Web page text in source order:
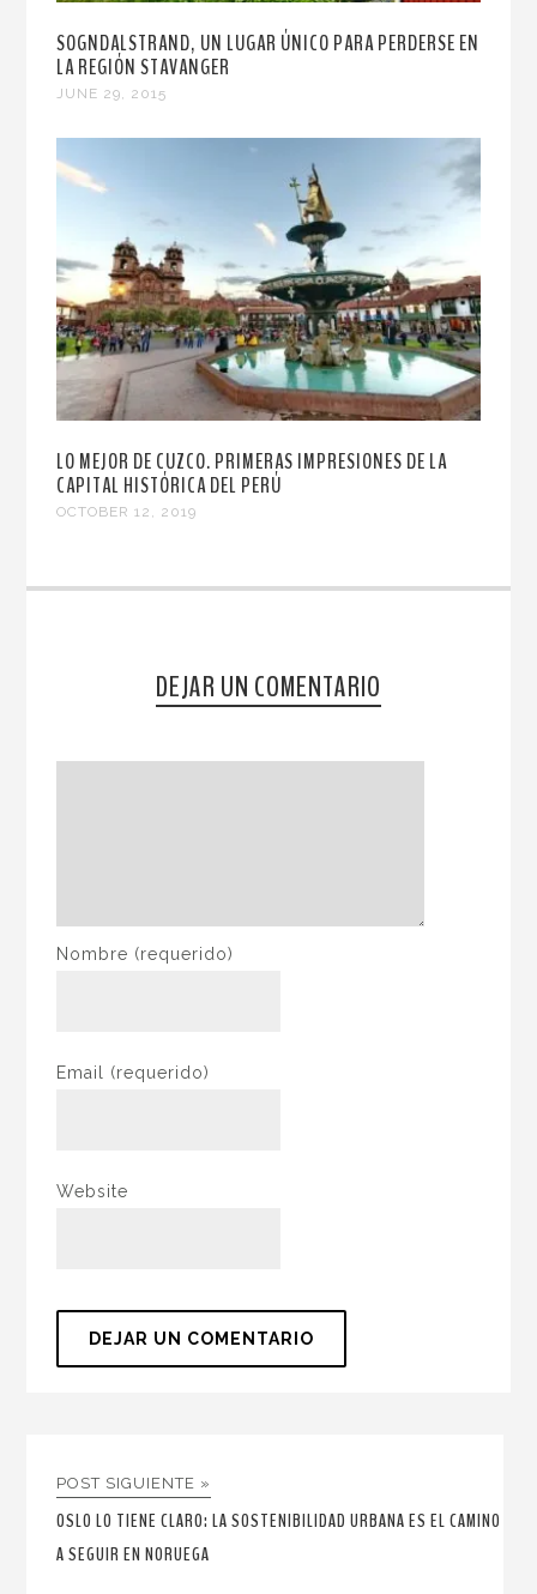
SOGNDALSTRAND, UN LUGAR ÚNICO PARA PERDERSE EN
LA REGIÓN STAVANGER
JUNE 29, 2015
LO MEJOR DE CUZCO. PRIMERAS IMPRESIONES DE LA
CAPITAL HISTÓRICA DEL PERÚ
OCTOBER 12, 2019
DEJAR UN COMENTARIO
Nombre (requerido)
Email (requerido)
Website
POST SIGUIENTE »
OSLO LO TIENE CLARO: LA SOSTENIBILIDAD URBANA ES EL CAMINO
A SEGUIR EN NORUEGA